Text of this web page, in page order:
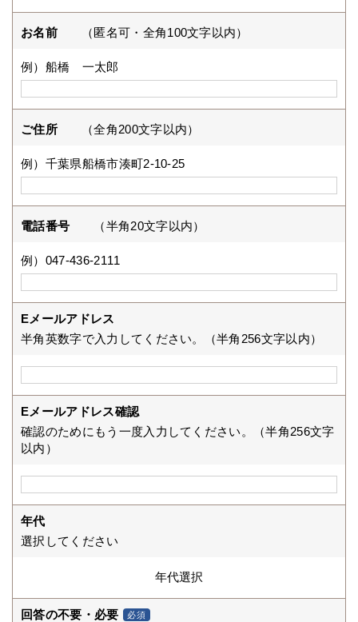
お名前 （匿名可・全角100文字以内）
例）船橋 一太郎
ご住所 （全角200文字以内）
例）千葉県船橋市湊町2-10-25
電話番号 （半角20文字以内）
例）047-436-2111
Eメールアドレス
半角英数字で入力してください。（半角256文字以内）
Eメールアドレス確認
確認のためにもう一度入力してください。（半角256文字
以内）
年代
選択してください
回答の不要・必要 必須